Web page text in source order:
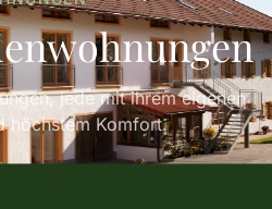
jede mit ihrem eigenen
höchstem Komfort.